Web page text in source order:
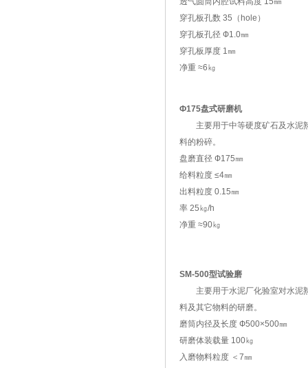
穿孔板孔数 35（hole）
穿孔板孔径 Ф1.0㎜
穿孔板厚度 1㎜
净重 ≈6㎏
Ф175盘式研磨机
主要用于中等硬度矿石及水泥
料的粉碎。
盘磨直径 Ф175㎜
给料粒度 ≤4㎜
出料粒度 0.15㎜
率 25㎏/h
净重 ≈90㎏
SM-500型试验磨
主要用于水泥厂化验室对水泥
料及其它物料的研磨。
磨筒内径及长度 Ф500×500㎜
研磨体装载量 100㎏
入磨物料粒度 ＜7㎜